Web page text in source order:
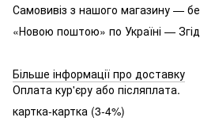
Самовивіз з нашого магазину —
«Новою поштою» по Україні —
Більше інформації про доставку
Оплата кур'єру або післяплата.
картка-картка (3-4%)